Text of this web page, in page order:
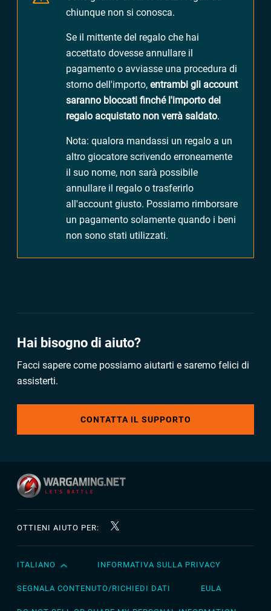
chiunque non si conosca.
Se il mittente del regalo che hai
accettato dovesse annullare il
pagamento o avviasse una procedura di
storno dell'importo, entrambi gli account
saranno bloccati finché l'importo del
regalo acquistato non verrà saldato.
Nota: qualora mandassi un regalo a un
altro giocatore scrivendo erroneamente
il suo nome, non sarà possibile
annullare il regalo o trasferirlo
all'account giusto. Possiamo rimborsare
un pagamento solamente quando i beni
non sono stati utilizzati.
Hai bisogno di aiuto?
Facci sapere come possiamo aiutarti e saremo felici di
assisterti.
CONTATTA IL SUPPORTO
OTTIENI AIUTO PER:
English
Čeština
ITALIANO INFORMATIVA SULLA PRIVACY
SEGNALA CONTENUTO/RICHIEDI DATI EULA